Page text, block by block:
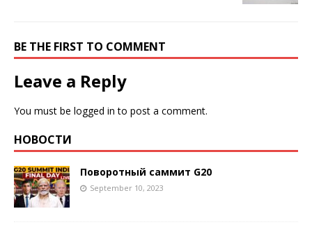
BE THE FIRST TO COMMENT
Leave a Reply
You must be logged in to post a comment.
НОВОСТИ
Поворотный саммит G20
September 10, 2023